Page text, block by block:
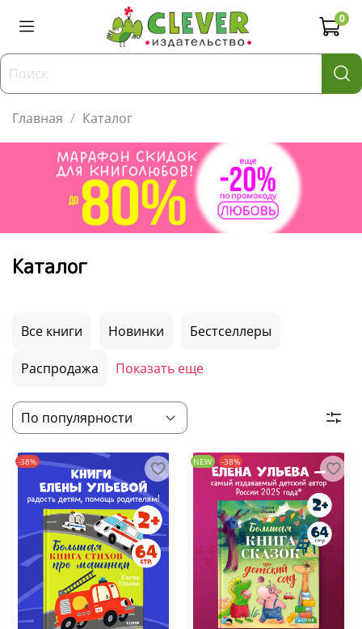
0
Главная Каталог
Каталог
Все книги Новинки Бестселлеры
Распродажа Показать еще
-38% NEW -38%